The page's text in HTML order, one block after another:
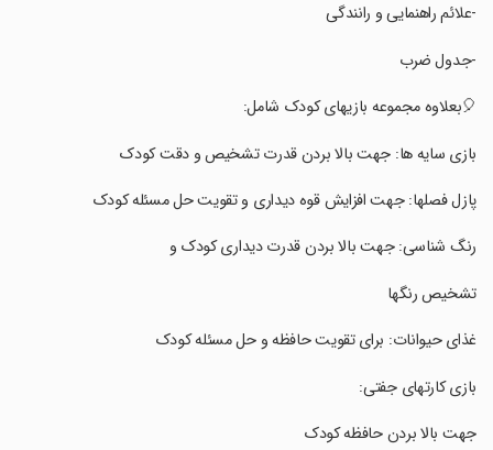
‏‏-علائم راهنمایی و رانندگی
‏‏-جدول ضرب
‏‏🎈بعلاوه مجموعه بازیهای کودک شامل:
‏‏بازی سایه ها: جهت بالا بردن قدرت تشخیص و دقت کودک
‏‏پازل فصلها: جهت افزایش قوه دیداری و تقویت حل مسئله کودک
‏‏رنگ شناسی: جهت بالا بردن قدرت دیداری کودک و
‏‏تشخیص رنگها
‏‏غذای حیوانات: برای تقویت حافظه و حل مسئله کودک
‏‏بازی کارتهای جفتی:
‏‏جهت بالا بردن حافظه‌ کودک